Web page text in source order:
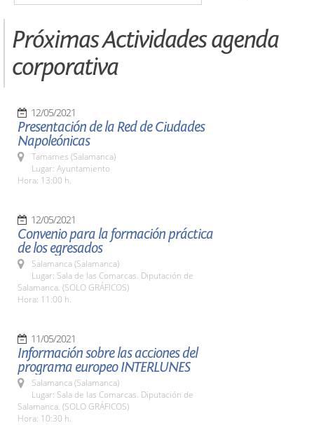
Próximas Actividades agenda
corporativa
12/05/2021
Presentación de la Red de Ciudades
Napoleónicas
Tamames (Salamanca)
Lugar: Ayuntamiento
Hora: 13:00 h.
12/05/2021
Convenio para la formación práctica
de los egresados
Salamanca (Salamanca)
Lugar: Sala de las Comarcas. Diputación de
Salamanca. (SOLO GRÁFICOS)
Hora: 11:00 h.
11/05/2021
Información sobre las acciones del
programa europeo INTERLUNES
Salamanca (Salamanca)
Lugar: Sala de las Comarcas. Diputación de
Salamanca. (SOLO GRÁFICOS)
Hora: 10:30 h.